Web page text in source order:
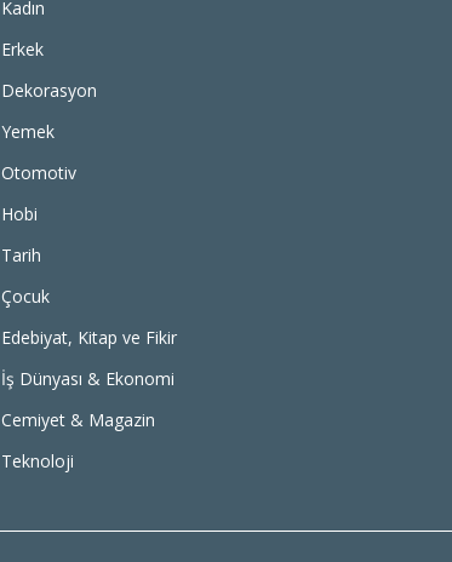
Kadın
Erkek
Dekorasyon
Yemek
Otomotiv
Hobi
Tarih
Çocuk
Edebiyat, Kitap ve Fikir
İş Dünyası & Ekonomi
Cemiyet & Magazin
Teknoloji